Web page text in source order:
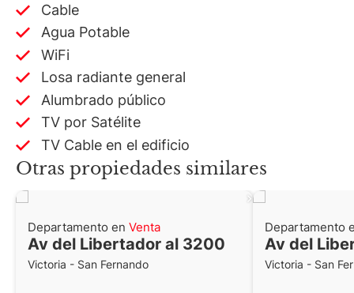
Cable
Agua Potable
WiFi
Losa radiante general
Alumbrado público
TV por Satélite
TV Cable en el edificio
Otras propiedades similares
Departamento en Venta
Av del Libertador al 3200
Victoria - San Fernando
Departamento
Av del
Victoria - San